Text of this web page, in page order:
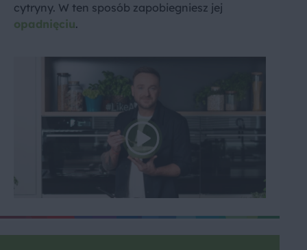
cytryny. W ten sposób zapobiegniesz jej
opadnięciu.